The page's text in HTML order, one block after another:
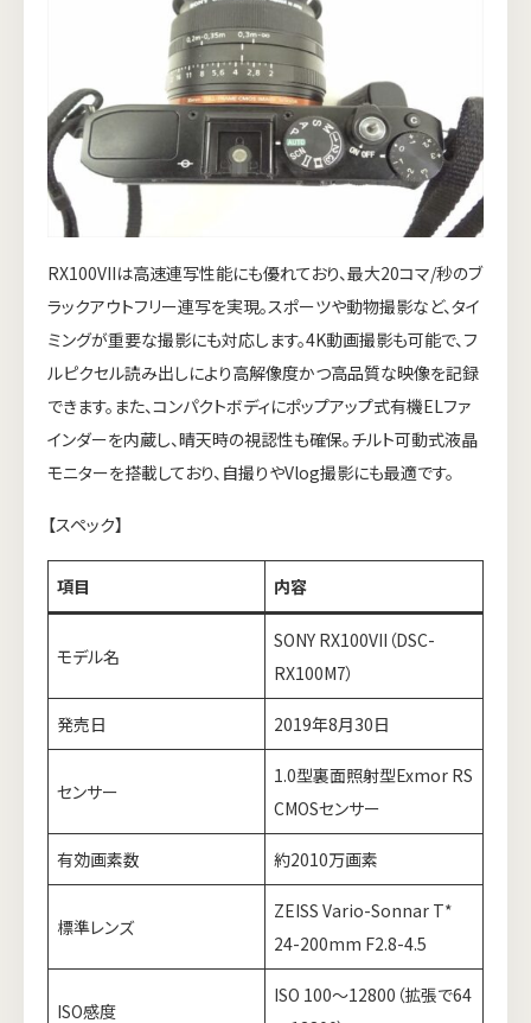
RX100VIIは高速連写性能にも優れており、最大20コマ/秒のブ
ラックアウトフリー連写を実現。スポーツや動物撮影など、タイ
ミングが重要な撮影にも対応します。4K動画撮影も可能で、フ
ルピクセル読み出しにより高解像度かつ高品質な映像を記録
できます。また、コンパクトボディにポップアップ式有機ELファ
インダーを内蔵し、晴天時の視認性も確保。チルト可動式液晶
モニターを搭載しており、自撮りやVlog撮影にも最適です。
【スペック】
項目 内容
モデル名
SONY RX100VII（DSC-
RX100M7）
発売日 2019年8月30日
センサー
1.0型裏面照射型Exmor RS
CMOSセンサー
有効画素数 約2010万画素
標準レンズ
ZEISS Vario-Sonnar T*
24-200mm F2.8-4.5
ISO感度
ISO 100～12800（拡張で64